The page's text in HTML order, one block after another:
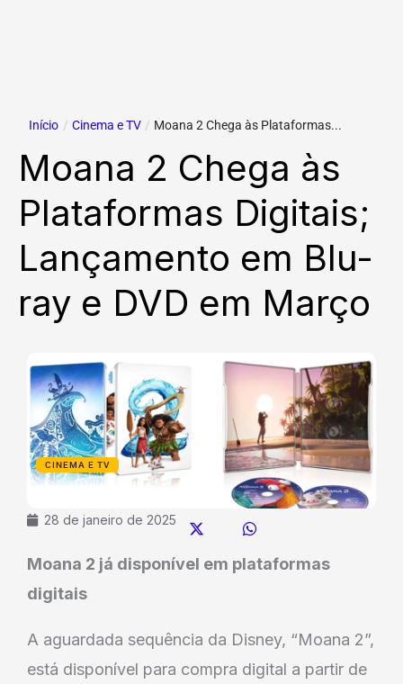
Início / Cinema e TV / Moana 2 Chega às Plataformas...
Moana 2 Chega às
Plataformas Digitais;
Lançamento em Blu-
ray e DVD em Março
28 de janeiro de 2025
CINEMA E TV
Moana 2 já disponível em plataformas
digitais
A aguardada sequência da Disney, “Moana 2”,
está disponível para compra digital a partir de